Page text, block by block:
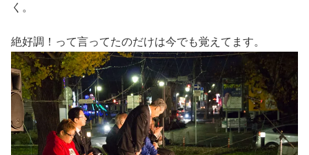
く。
絶好調！って言ってたのだけは今でも覚えてます。